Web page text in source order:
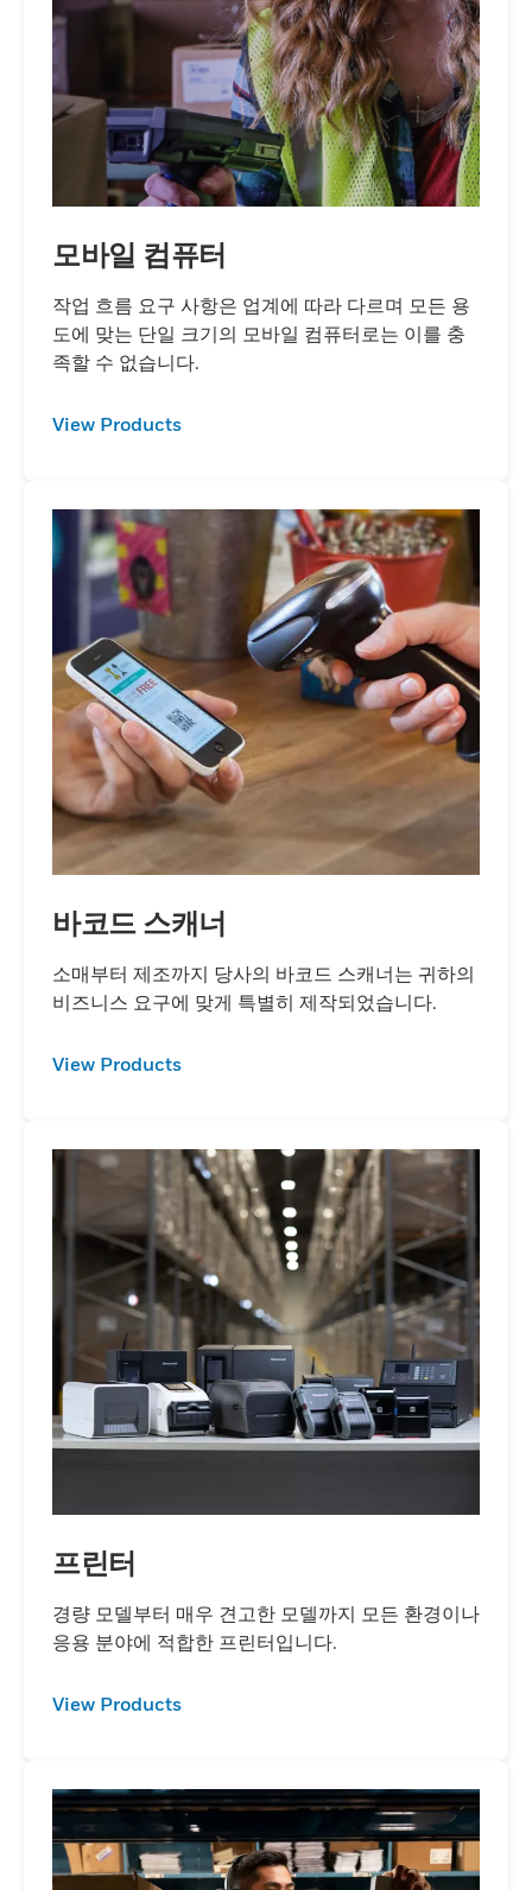
모바일 컴퓨터
작업 흐름 요구 사항은 업계에 따라 다르며 모든 용
도에 맞는 단일 크기의 모바일 컴퓨터로는 이를 충
족할 수 없습니다.
View Products
바코드 스캐너
소매부터 제조까지 당사의 바코드 스캐너는 귀하의
비즈니스 요구에 맞게 특별히 제작되었습니다.
View Products
프린터
경량 모델부터 매우 견고한 모델까지 모든 환경이나
응용 분야에 적합한 프린터입니다.
View Products